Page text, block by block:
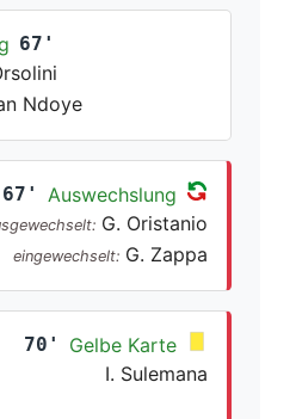
67'
Ndoye
67' Auswechslung
G. Oristanio
eingewechselt: G. Zappa
70'
Gelbe Karte
I. Sulemana